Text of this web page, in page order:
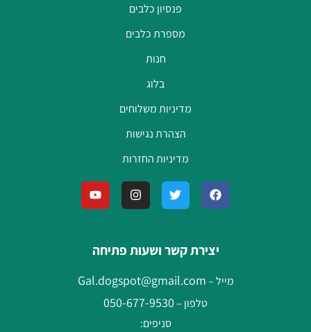
פנסיון כלבים
מספרת כלבים
חנות
בלוג
מדיניות משלוחים
הצהרת נגישות
מדיניות החזרות
יצירת קשר ושעות פתיחה
מייל –Gal.dogspot@gmail.com
טלפון –050-677-9530
סניפים: